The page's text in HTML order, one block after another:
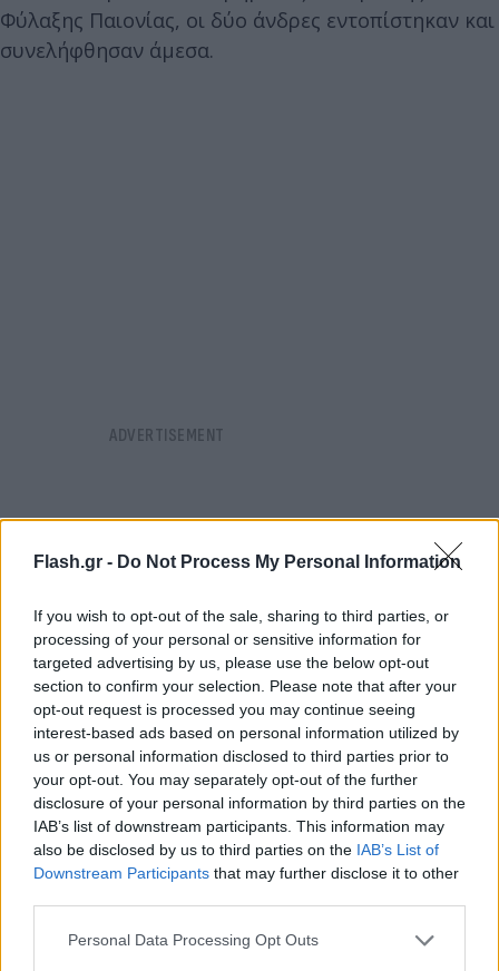
Flash.gr - Do Not Process My Personal Information
If you wish to opt-out of the sale, sharing to third parties, or
processing of your personal or sensitive information for
targeted advertising by us, please use the below opt-out
section to confirm your selection. Please note that after your
opt-out request is processed you may continue seeing
interest-based ads based on personal information utilized by
us or personal information disclosed to third parties prior to
your opt-out. You may separately opt-out of the further
disclosure of your personal information by third parties on the
IAB’s list of downstream participants. This information may
also be disclosed by us to third parties on the IAB’s List of
Downstream Participants that may further disclose it to other
Please note that this website/app uses one or more Google
Personal Data Processing Opt Outs
Φύλαξης Παιονίας, οι δύο άνδρες εντοπίστηκαν και
συνελήφθησαν άμεσα.
Μέσα στους σάκους που κατασχέθηκαν,
διαπιστώθηκε ότι μετέφεραν 35 συσκευασίες με
ποσότητες κάνναβης συνολικού βάρους 38 κιλών
και 8 γραμμαρίων.